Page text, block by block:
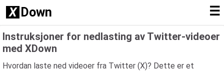
X Down ☰
Instruksjoner for nedlasting av Twitter-videoer
med XDown
Hvordan laste ned videoer fra Twitter (X)? Dette er et